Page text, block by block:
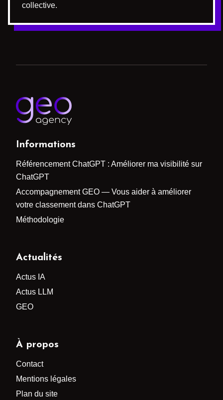
collective.
Informations
Référencement ChatGPT : Améliorer ma visibilité sur
ChatGPT
Accompagnement GEO — Vous aider à améliorer
votre classement dans ChatGPT
Méthodologie
Actualités
Actus IA
Actus LLM
GEO
À propos
Contact
Mentions légales
Plan du site